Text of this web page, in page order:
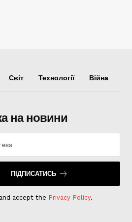
Світ Технології Війна
на новини
ПІДПИСАТИСЬ
accept the Privacy Policy.